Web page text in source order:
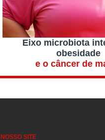
Eixo microbiota
obesidade
e o câncer de
NOSSO SITE